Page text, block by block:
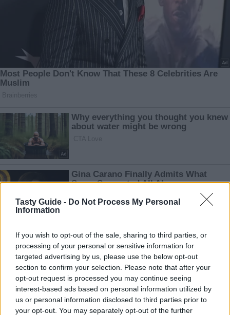
Tasty Guide - Do Not Process My Personal
Information
If you wish to opt-out of the sale, sharing to third parties, or
processing of your personal or sensitive information for
targeted advertising by us, please use the below opt-out
section to confirm your selection. Please note that after your
opt-out request is processed you may continue seeing
interest-based ads based on personal information utilized by
us or personal information disclosed to third parties prior to
your opt-out. You may separately opt-out of the further